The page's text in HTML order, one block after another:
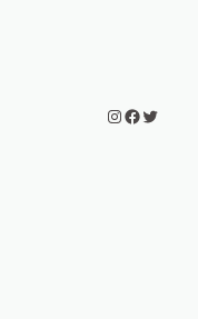
Instagram
Twitter